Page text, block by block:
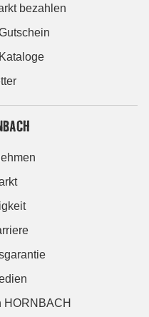
bezahlen
HORNBACH